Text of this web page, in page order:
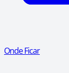
Onde Ficar